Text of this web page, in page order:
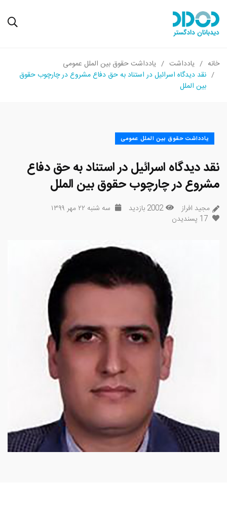
خانه یادداشت
یادداشت حقوق بین الملل عمومی
نقد دیدگاه اسرائیل در استناد به حق دفاع مشروع در چارچوب حقوق
بین الملل
یادداشت حقوق بین الملل عمومی
نقد دیدگاه اسرائیل در استناد به حق دفاع
مشروع در چارچوب حقوق بین الملل
مجید افراز 2002 بازدید
سه شنبه ۲۲ مهر ۱۳۹۹
17 پسندیدن